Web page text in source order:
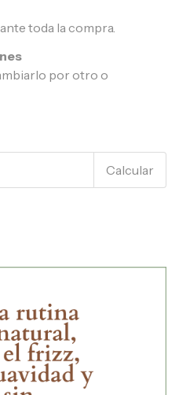
toda la compra.
por otro o
Calcular